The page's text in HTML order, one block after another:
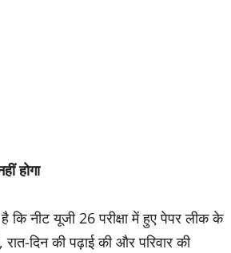
होगा
कि नीट यूजी 26 परीक्षा में हुए पेपर लीक के
दिन की पढ़ाई की और परिवार की